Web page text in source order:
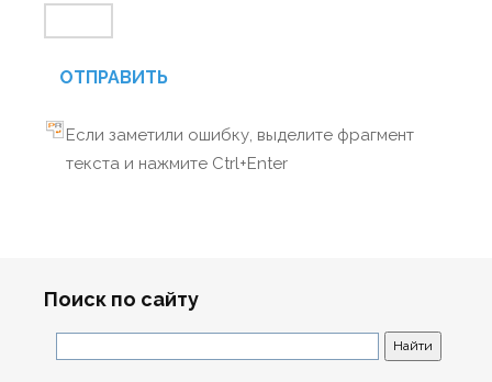
ОТПРАВИТЬ
Если заметили ошибку, выделите фрагмент
текста и нажмите Ctrl+Enter
Поиск по сайту